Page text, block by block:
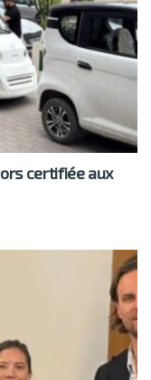
certifiée aux